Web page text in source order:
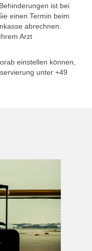
ist bei
einen Termin beim
abrechnen.
Arzt
einstellen können,
unter +49